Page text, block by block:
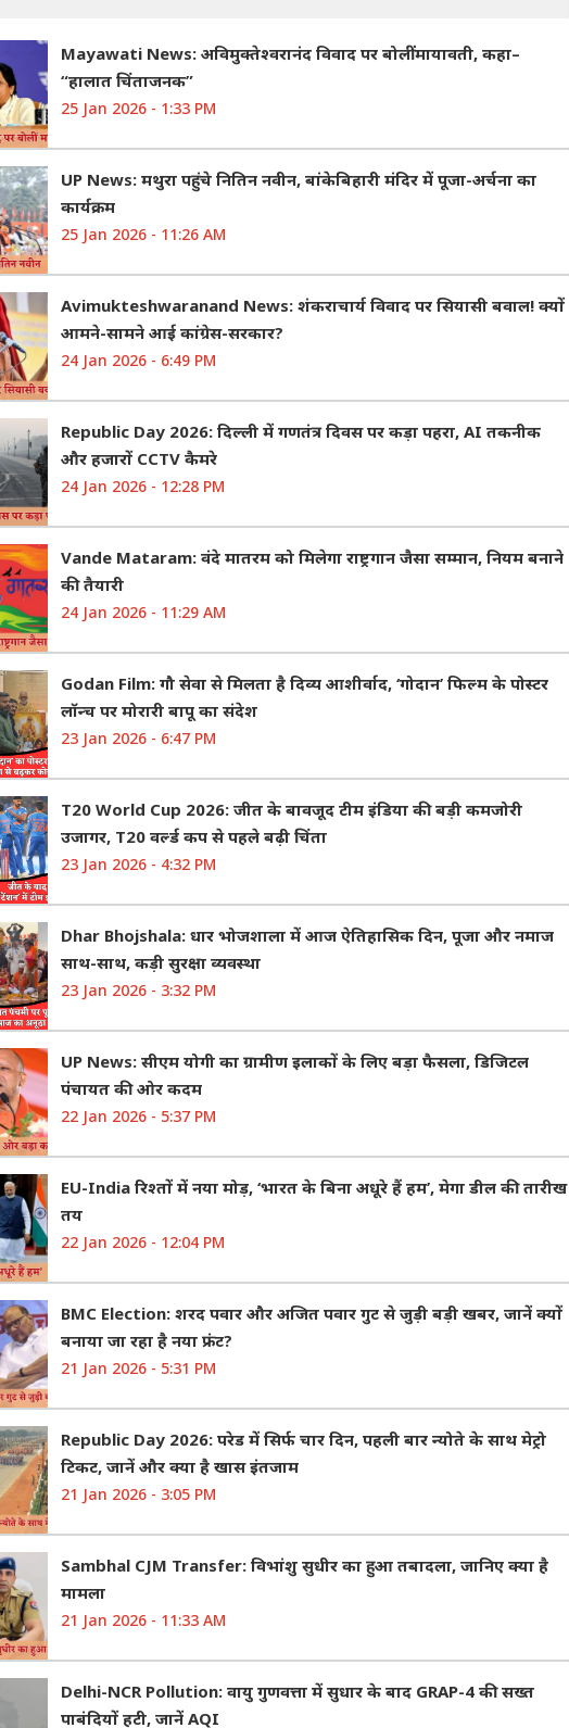
Mayawati News: अविमुक्तेश्वरानंद विवाद पर बोलीं मायावती, कहा–
“हालात चिंताजनक”
25 Jan 2026 - 1:33 PM
UP News: मथुरा पहुंचे नितिन नवीन, बांकेबिहारी मंदिर में पूजा-अर्चना का
कार्यक्रम
25 Jan 2026 - 11:26 AM
Avimukteshwaranand News: शंकराचार्य विवाद पर सियासी बवाल! क्यों
आमने-सामने आई कांग्रेस-सरकार?
24 Jan 2026 - 6:49 PM
Republic Day 2026: दिल्ली में गणतंत्र दिवस पर कड़ा पहरा, AI तकनीक
और हजारों CCTV कैमरे
24 Jan 2026 - 12:28 PM
Vande Mataram: वंदे मातरम को मिलेगा राष्ट्रगान जैसा सम्मान, नियम बनाने
की तैयारी
24 Jan 2026 - 11:29 AM
Godan Film: गौ सेवा से मिलता है दिव्य आशीर्वाद, ‘गोदान’ फिल्म के पोस्टर
लॉन्च पर मोरारी बापू का संदेश
23 Jan 2026 - 6:47 PM
T20 World Cup 2026: जीत के बावजूद टीम इंडिया की बड़ी कमजोरी
उजागर, T20 वर्ल्ड कप से पहले बढ़ी चिंता
23 Jan 2026 - 4:32 PM
Dhar Bhojshala: धार भोजशाला में आज ऐतिहासिक दिन, पूजा और नमाज
साथ-साथ, कड़ी सुरक्षा व्यवस्था
23 Jan 2026 - 3:32 PM
UP News: सीएम योगी का ग्रामीण इलाकों के लिए बड़ा फैसला, डिजिटल
पंचायत की ओर कदम
22 Jan 2026 - 5:37 PM
EU-India रिश्तों में नया मोड़, ‘भारत के बिना अधूरे हैं हम’, मेगा डील की तारीख
तय
22 Jan 2026 - 12:04 PM
BMC Election: शरद पवार और अजित पवार गुट से जुड़ी बड़ी खबर, जानें क्यों
बनाया जा रहा है नया फ्रंट?
21 Jan 2026 - 5:31 PM
Republic Day 2026: परेड में सिर्फ चार दिन, पहली बार न्योते के साथ मेट्रो
टिकट, जानें और क्या है खास इंतजाम
21 Jan 2026 - 3:05 PM
Sambhal CJM Transfer: विभांशु सुधीर का हुआ तबादला, जानिए क्या है
मामला
21 Jan 2026 - 11:33 AM
Delhi-NCR Pollution: वायु गुणवत्ता में सुधार के बाद GRAP-4 की सख्त
पाबंदियों हटी, जानें AQI